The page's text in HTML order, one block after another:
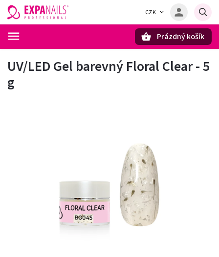
CZK
Prázdný košík
UV/LED Gel barevný Floral Clear - 5
g